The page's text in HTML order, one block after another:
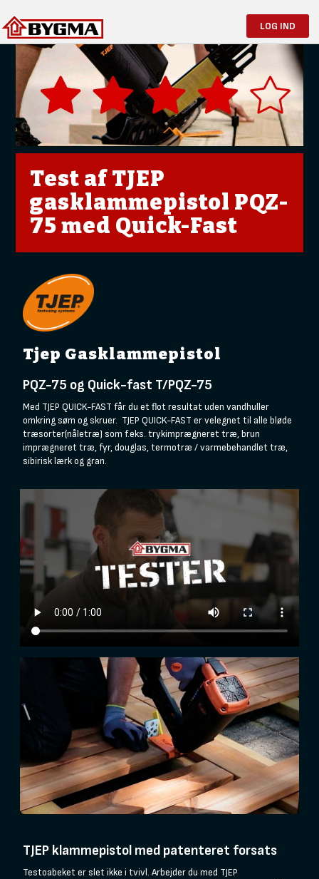
LOG IND
Test af TJEP
gasklammepistol PQZ-
75 med Quick-Fast
Tjep Gasklammepistol
PQZ-75 og Quick-fast T/PQZ-75
Med TJEP QUICK-FAST får du et flot resultat uden vandhuller
omkring søm og skruer. TJEP QUICK-FAST er velegnet til alle bløde
træsorter(nåletræ) som f.eks. trykimprægneret træ, brun
imprægneret træ, fyr, douglas, termotræ / varmebehandlet træ,
sibirisk lærk og gran.
TJEP klammepistol med patenteret forsats
Testoabeket er slet ikke i tvivl. Arbejder du med TJEP